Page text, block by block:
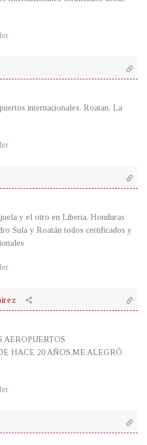
internacionales, Roatan, La
y el otro en Liberia, Honduras
Sula y Roatán todos certificados y
AEROPUERTOS
HACE 20 AÑOS.ME ALEGRÓ